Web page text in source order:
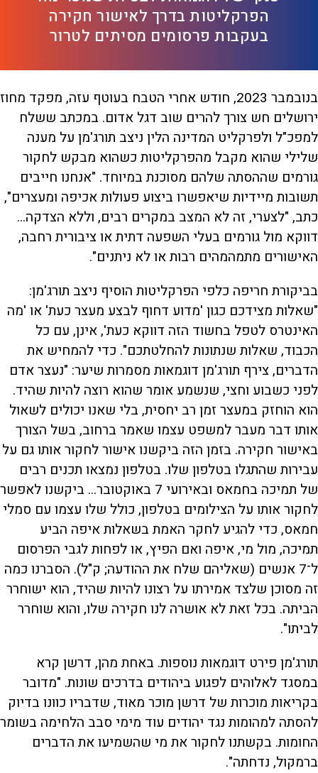
הפרקליטות בדרך לאישור חקירה
בעקבות פרסומים מסיתים לטרור
בנובמבר 2023, חודש אחרי הטבח בעוטף עזה, מפקד מחוז
ירושלים חש צורך להרים שוב דגל אדום. במכתב ששלח
למפכ"ל ולפרקליט המדינה הלין ניצב תורג'מן על מענה
שלילי שהוא מקבל מהפרקליטות כשהוא מבקש לחקור
גורמים שההסתה שלהם מסוכנת במיוחד. "אנחנו חייבים
תשובות מיידיות שיאפשרו ביצוע פעולות אכיפה ומעצרים",
כתב, "לצערי, זה לא המצב במקרים רבים, וללא הצדקה...
דווקא מול גורמים בעלי השפעה דתית או ציבורית רחבה,
האישורים מתמהמהים רבות או לא ניתנים".
בביקורת חריפה כלפי הפרקליטות הוסיף ניצב תורג'מן:
"שאלות מצידכם כגון 'מדוע דחוף לבצע מעצר כעת' או 'מה
האינטרס לטפל בחשוד הזה דווקא כעת', אינן, עם כל
הכבוד, שאלות שנתונות להחלטתכם". כדי להמחיש את
הדברים, צירף תורג'מן דוגמאות מסמרות שיער: "נעצר אדם
לפני כשבוע וחצי, שנשמע אומר שהוא רוצה להיות שהיד.
הוא הוחזק במעצר זמן רב יחסית, בלי שאנו יכולים לשאול
אותו דבר מעבר למשפט עצמו שאמר ברחוב, בשל הצורך
באישור חקירה. בזמן הזה ביקשנו אישור לחקור אותו גם על
עבירות שהתגלו בטלפון שלו. בטלפון נמצאו תכנים רבים
של תמיכה בחמאס ובאירועי 7 באוקטובר... ביקשנו לאפשר
לחקור אותו על הצילומים בטלפון, כולל שלו עצמו עם סמלי
חמאס, כדי להגיע לחקר האמת בשאלות איפה הביע
תמיכה, מול מי, איפה ואם הפיץ, או לפחות לגבי הפרסום
ל־7 אנשים (שאליהם שלח את ההודעה; ק"ל). הסברנו כמה
זה מסוכן שלצד אמירתו על רצונו להיות שהיד, הוא ישוחרר
הביתה. בכל זאת לא אושרה לנו חקירה שלו, והוא שוחרר
לביתו".
תורג'מן פירט דוגמאות נוספות. באחת מהן, דרשן קרא
במסגד לאלוהים לפגוע ביהודים בדרכים שונות. "מדובר
בקריאות מוכרות של דרשן מוכר מאוד, שדבריו כוונו בדיוק
להסתה למהומות נגד יהודים עוד מימי סבב הלחימה בשומר
החומות. בקשתנו לחקור את מי שהשמיעו את הדברים
ברמקול, נדחתה".